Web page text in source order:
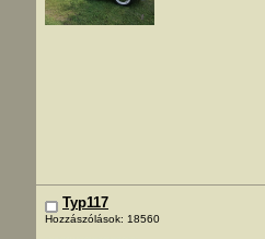
Typ117
Hozzászólások: 18560